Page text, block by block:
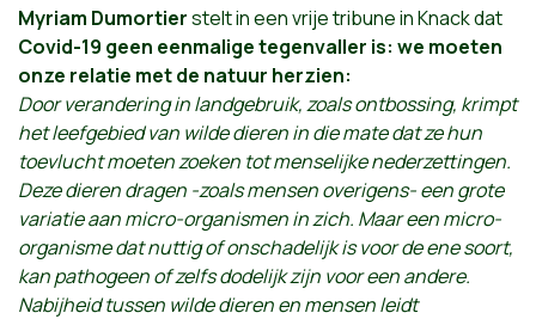
Myriam Dumortierstelt in een vrije tribune in Knack dat
Covid-19 geen eenmalige tegenvaller is: we moeten
onze relatie met de natuur herzien:
Door verandering in landgebruik, zoals ontbossing, krimpt
het leefgebied van wilde dierenin die mate dat ze hun
toevlucht moeten zoeken tot menselijke nederzettingen.
Deze dieren dragen -zoals mensen overigens- een grote
variatie aan micro-organismen in zich. Maar een micro-
organisme dat nuttig of onschadelijk is voor de ene soort,
kan pathogeen of zelfs dodelijk zijn voor een andere.
Nabijheid tussen wilde dieren en mensen leidt